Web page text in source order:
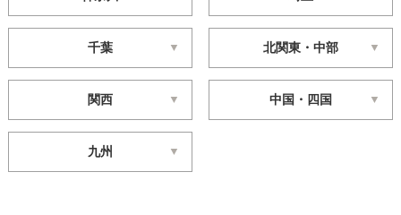
千葉 北関東・中部
関西 中国・四国
九州